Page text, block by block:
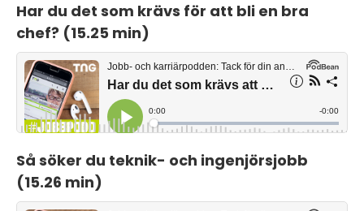
Har du det som krävs för att bli en bra
chef? (15.25 min)
Så söker du teknik- och ingenjörsjobb
(15.26 min)